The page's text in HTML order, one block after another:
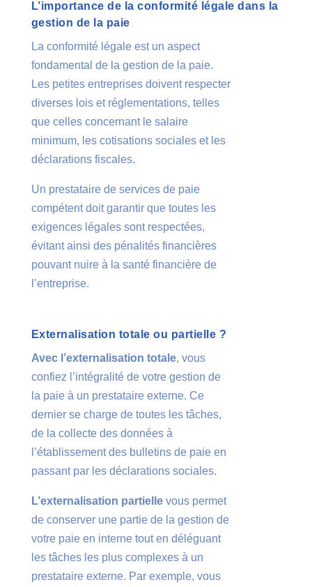
L’importance de la conformité légale dans la
gestion de la paie
La conformité légale est un aspect
fondamental de la gestion de la paie.
Les petites entreprises doivent respecter
diverses lois et réglementations, telles
que celles concernant le salaire
minimum, les cotisations sociales et les
déclarations fiscales.
Un prestataire de services de paie
compétent doit garantir que toutes les
exigences légales sont respectées,
évitant ainsi des pénalités financières
pouvant nuire à la santé financière de
l’entreprise.
Externalisation totale ou partielle ?
Avec l’externalisation totale, vous
confiez l’intégralité de votre gestion de
la paie à un prestataire externe. Ce
dernier se charge de toutes les tâches,
de la collecte des données à
l’établissement des bulletins de paie en
passant par les déclarations sociales.
L’externalisation partiellevous permet
de conserver une partie de la gestion de
votre paie en interne tout en déléguant
les tâches les plus complexes à un
prestataire externe. Par exemple, vous